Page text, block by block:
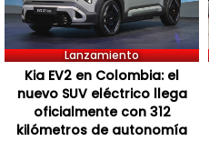
Lanzamiento
Kia EV2 en Colombia: el
nuevo SUV eléctrico llega
oficialmente con 312
kilómetros de autonomía